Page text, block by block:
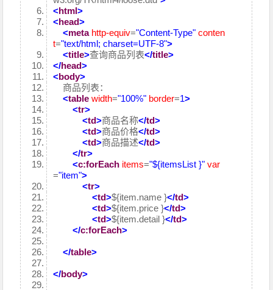
<html>
<head>
<meta http-equiv="Content-Type" conten
t="text/html; charset=UTF-8">
<title>查询商品列表</title>
</head>
<body>
商品列表：
<table width="100%" border=1>
<tr>
<td>商品名称</td>
<td>商品价格</td>
<td>商品描述</td>
</tr>
<c:forEach items="${itemsList }" var
="item">
<tr>
<td>${item.name }</td>
<td>${item.price }</td>
<td>${item.detail }</td>
</c:forEach>
</table>
</body>